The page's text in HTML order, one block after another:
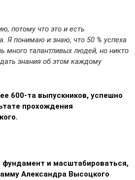
потому что это и есть
Я понимаю и знаю, что 50 % успеха
много талантливых людей, но никто
знания об этом каждому
600-та выпускников, успешно
прохождения
фундамент и масштабироваться,
Александра Высоцкого